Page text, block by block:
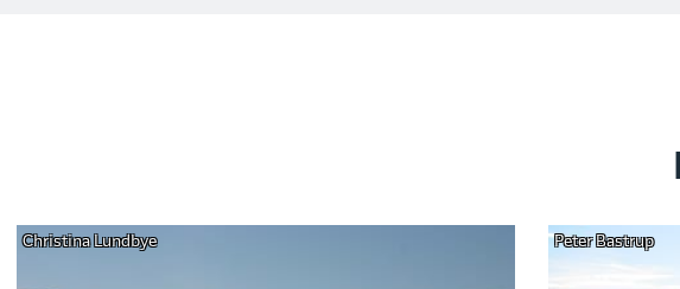
Christina Lundbye Peter Bastrup